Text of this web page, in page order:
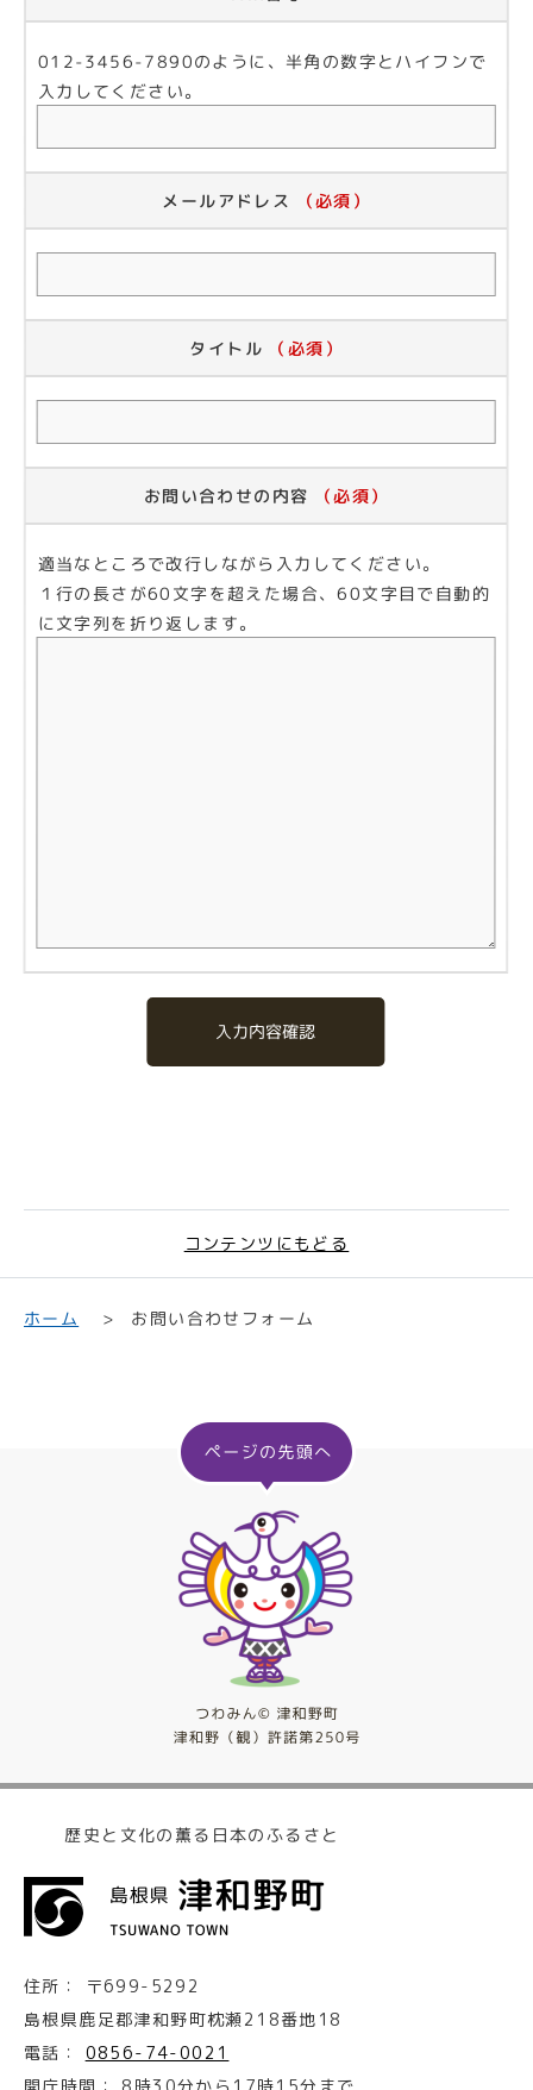
012-3456-7890のように、半角の数字とハイフンで
入力してください。
メールアドレス （必須）
タイトル （必須）
お問い合わせの内容 （必須）
適当なところで改行しながら入力してください。
１行の長さが60文字を超えた場合、60文字目で自動的
に文字列を折り返します。
入力内容確認
コンテンツにもどる
ホーム お問い合わせフォーム
歴史と文化の薫る日本のふるさと
住所：
〒699-5292
島根県鹿足郡津和野町枕瀬218番地18
電話：
0856-74-0021